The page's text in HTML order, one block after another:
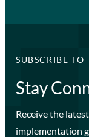
SUBSCRIBE TO
Stay
Receive the
implementation